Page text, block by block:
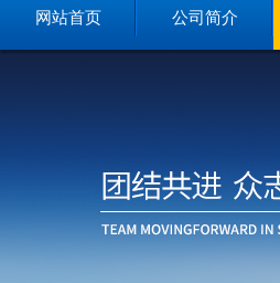
网站首页 公司简介